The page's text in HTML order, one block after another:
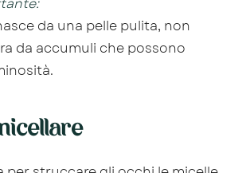
da una pelle pulita, non
da accumuli che possono